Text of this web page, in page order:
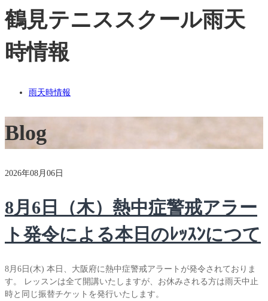
鶴見テニススクール雨天
時情報
雨天時情報
Blog
2026年08月06日
8月6日（木）熱中症警戒アラー
ト発令による本日のﾚｯｽﾝにつて
8月6日(木) 本日、大阪府に熱中症警戒アラートが発令されておりま
す。 レッスンは全て開講いたしますが、お休みされる方は雨天中止
時と同じ振替チケットを発行いたします。